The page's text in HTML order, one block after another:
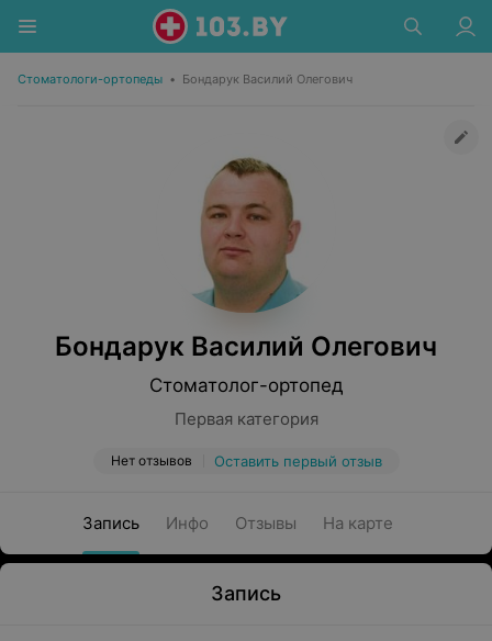
Стоматологи-ортопеды • Бондарук Василий Олегович
Бондарук Василий Олегович
Стоматолог-ортопед
Первая категория
Нет отзывов Оставить первый отзыв
Запись Инфо Отзывы На карте
Запись